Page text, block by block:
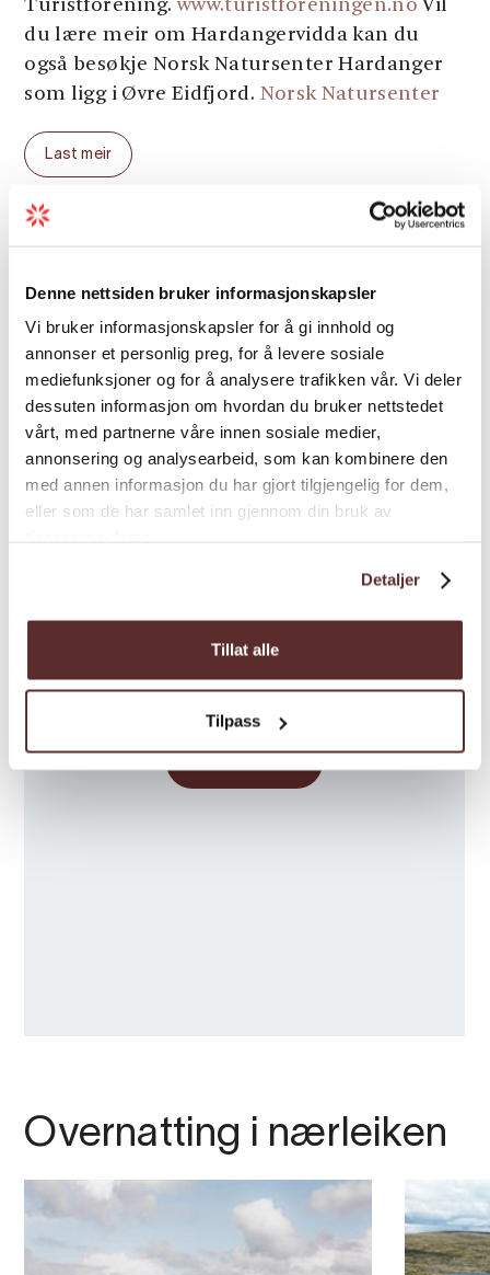
Denne nettsiden bruker informasjonskapsler
Vi bruker informasjonskapsler for å gi innhold og
annonser et personlig preg, for å levere sosiale
mediefunksjoner og for å analysere trafikken vår. Vi deler
dessuten informasjon om hvordan du bruker nettstedet
vårt, med partnerne våre innen sosiale medier,
annonsering og analysearbeid, som kan kombinere den
med annen informasjon du har gjort tilgjengelig for dem,
eller som de har samlet inn gjennom din bruk av
Detaljer
Tillat alle
Tilpass
Turistforening.www.turistforeningen.no Vil
du lære meir om Hardangervidda kan du
også besøkje Norsk Natursenter Hardanger
som ligg i Øvre Eidfjord. Norsk Natursenter
Last meir
Kart
Overnatting i nærleiken